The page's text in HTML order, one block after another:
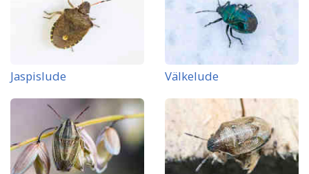
Jaspislude Välkelude